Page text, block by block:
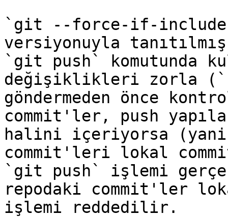
`git --force-if-
versiyonuyla
`git push` komutunda
değişiklikleri zorla
göndermeden önce
commit'ler, push
halini içeriyorsa (yani
commit'leri lokal
`git push` işlemi
repodaki commit'ler
işlemi reddedilir.